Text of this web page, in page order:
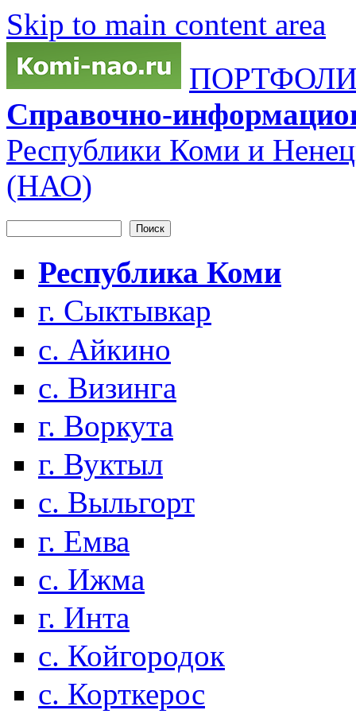
Skip to main content area
Справочно-
Республики Коми и
(НАО)
Форма поиска
Республика Коми
г. Сыктывкар
с. Айкино
с. Визинга
г. Воркута
г. Вуктыл
с. Выльгорт
г. Емва
с. Ижма
г. Инта
с. Койгородок
с. Корткерос